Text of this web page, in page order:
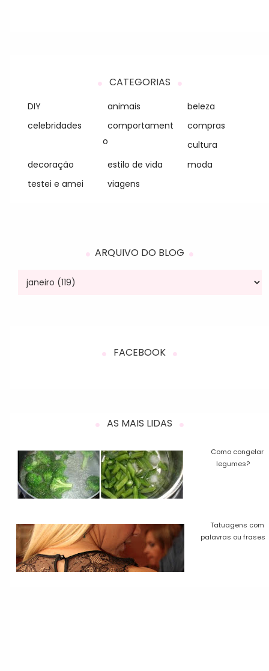
CATEGORIAS
DIY animais
beleza
celebridades
comportament
o
compras
cultura
decoração
estilo de vida
moda
testei e amei
viagens
ARQUIVO DO BLOG
FACEBOOK
AS MAIS LIDAS
Como congelar
legumes?
Tatuagens com
palavras ou frases